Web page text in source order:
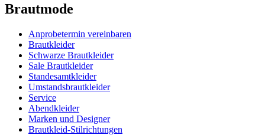
Brautmode
Anprobetermin vereinbaren
Brautkleider
Schwarze Brautkleider
Sale Brautkleider
Standesamtkleider
Umstandsbrautkleider
Service
Abendkleider
Marken und Designer
Brautkleid-Stilrichtungen